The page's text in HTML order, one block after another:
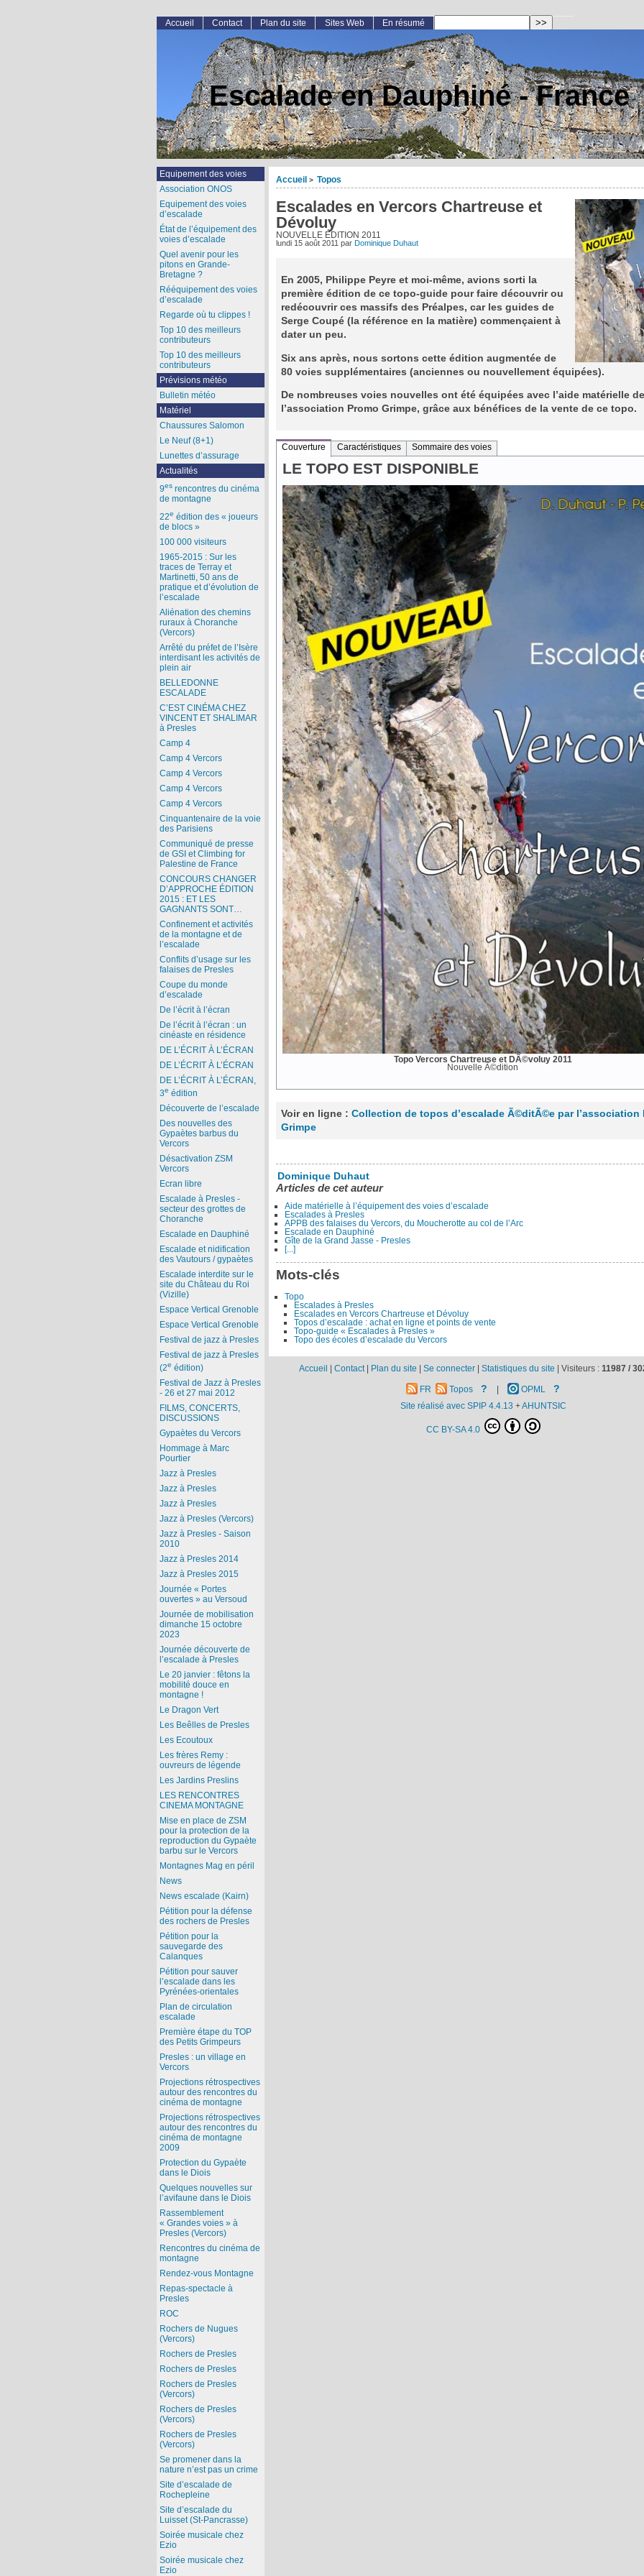
Escalade en Dauphiné - France
Accueil > Topos
Escalades en Vercors Chartreuse et
Dévoluy
NOUVELLE ÉDITION 2011
lundi 15 août 2011 par Dominique Duhaut
En 2005, Philippe Peyre et moi-même, avions sorti la
première édition de ce topo-guide pour faire découvrir ou
redécouvrir ces massifs des Préalpes, car les guides de
Serge Coupé (la référence en la matière) commençaient à
dater un peu.
Six ans après, nous sortons cette édition augmentée de
80 voies supplémentaires (anciennes ou nouvellement équipées).
De nombreuses voies nouvelles ont été équipées avec l’aide matérielle de
l’association Promo Grimpe, grâce aux bénéfices de la vente de ce topo.
Couverture Caractéristiques Sommaire des voies
LE TOPO EST DISPONIBLE
Topo Vercors Chartreuse et DÃ©voluy 2011
Nouvelle Ã©dition
Voir en ligne : Collection de topos d’escalade Ã©ditÃ©e par l’association
Grimpe
Dominique Duhaut
Articles de cet auteur
Aide matérielle à l’équipement des voies d’escalade
Escalades à Presles
APPB des falaises du Vercors, du Moucherotte au col de l’Arc
Escalade en Dauphiné
Gîte de la Grand Jasse - Presles
[...]
Mots-clés
Topo
Escalades à Presles
Escalades en Vercors Chartreuse et Dévoluy
Topos d’escalade : achat en ligne et points de vente
Topo-guide « Escalades à Presles »
Topo des écoles d’escalade du Vercors
Accueil Contact Plan du site Sites Web En résumé
Equipement des voies
Association ONOS
Equipement des voies
d’escalade
État de l’équipement des
voies d’escalade
Quel avenir pour les
pitons en Grande-
Bretagne ?
Rééquipement des voies
d’escalade
Regarde où tu clippes !
Top 10 des meilleurs
contributeurs
Top 10 des meilleurs
contributeurs
Prévisions météo
Bulletin météo
Matériel
Chaussures Salomon
Le Neuf (8+1)
Lunettes d’assurage
Actualités
9esrencontres du cinéma
de montagne
22e édition des « joueurs
de blocs »
100 000 visiteurs
1965-2015 : Sur les
traces de Terray et
Martinetti, 50 ans de
pratique et d’évolution de
l’escalade
Aliénation des chemins
ruraux à Choranche
(Vercors)
Arrêté du préfet de l’Isère
interdisant les activités de
plein air
BELLEDONNE
ESCALADE
C’EST CINÉMA CHEZ
VINCENT ET SHALIMAR
à Presles
Camp 4
Camp 4 Vercors
Camp 4 Vercors
Camp 4 Vercors
Camp 4 Vercors
Cinquantenaire de la voie
des Parisiens
Communiqué de presse
de GSI et Climbing for
Palestine de France
CONCOURS CHANGER
D’APPROCHE ÉDITION
2015 : ET LES
GAGNANTS SONT…
Confinement et activités
de la montagne et de
l’escalade
Conflits d’usage sur les
falaises de Presles
Coupe du monde
d’escalade
De l’écrit à l’écran
De l’écrit à l’écran : un
cinéaste en résidence
DE L’ÉCRIT À L’ÉCRAN
DE L’ÉCRIT À L’ÉCRAN
DE L’ÉCRIT À L’ÉCRAN,
3e édition
Découverte de l’escalade
Des nouvelles des
Gypaètes barbus du
Vercors
Désactivation ZSM
Vercors
Ecran libre
Escalade à Presles -
secteur des grottes de
Choranche
Escalade en Dauphiné
Escalade et nidification
des Vautours / gypaètes
Escalade interdite sur le
site du Château du Roi
(Vizille)
Espace Vertical Grenoble
Espace Vertical Grenoble
Festival de jazz à Presles
Festival de jazz à Presles
(2e édition)
Festival de Jazz à Presles
- 26 et 27 mai 2012
FILMS, CONCERTS,
DISCUSSIONS
Gypaètes du Vercors
Hommage à Marc
Pourtier
Jazz à Presles
Jazz à Presles
Jazz à Presles
Jazz à Presles (Vercors)
Jazz à Presles - Saison
2010
Jazz à Presles 2014
Jazz à Presles 2015
Journée « Portes
ouvertes » au Versoud
Journée de mobilisation
dimanche 15 octobre
2023
Journée découverte de
l’escalade à Presles
Le 20 janvier : fêtons la
mobilité douce en
montagne !
Le Dragon Vert
Les Beêlles de Presles
Les Ecoutoux
Les frères Remy :
ouvreurs de légende
Les Jardins Preslins
LES RENCONTRES
CINEMA MONTAGNE
Mise en place de ZSM
pour la protection de la
reproduction du Gypaète
barbu sur le Vercors
Montagnes Mag en péril
News
News escalade (Kairn)
Pétition pour la défense
des rochers de Presles
Pétition pour la
sauvegarde des
Calanques
Pétition pour sauver
l’escalade dans les
Pyrénées-orientales
Plan de circulation
escalade
Première étape du TOP
des Petits Grimpeurs
Presles : un village en
Vercors
Projections rétrospectives
autour des rencontres du
cinéma de montagne
Projections rétrospectives
autour des rencontres du
cinéma de montagne
2009
Protection du Gypaète
dans le Diois
Quelques nouvelles sur
l’avifaune dans le Diois
Rassemblement
« Grandes voies » à
Presles (Vercors)
Rencontres du cinéma de
montagne
Rendez-vous Montagne
Repas-spectacle à
Presles
ROC
Rochers de Nugues
(Vercors)
Rochers de Presles
Rochers de Presles
Rochers de Presles
(Vercors)
Rochers de Presles
(Vercors)
Rochers de Presles
(Vercors)
Se promener dans la
nature n’est pas un crime
Site d’escalade de
Rochepleine
Site d’escalade du
Luisset (St-Pancrasse)
Soirée musicale chez
Ezio
Soirée musicale chez
Ezio
Accueil Contact| Plan du site Se connecter| Statistiques du site Visiteurs : 11987 /
FR Topos ? | OPML ?
Site réalisé avec SPIP 4.4.13 +AHUNTSIC
CC BY-SA 4.0